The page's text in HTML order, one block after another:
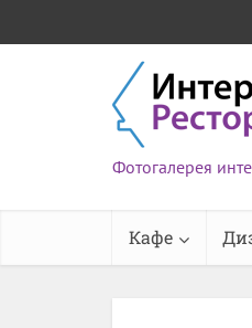
Фотогалерея
Кафе